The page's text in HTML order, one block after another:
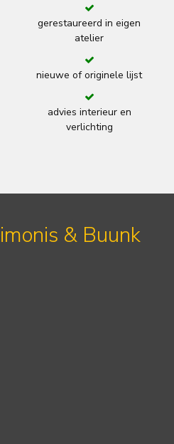
gerestaureerd in eigen
atelier
nieuwe of originele lijst
advies interieur en
verlichting
& Buunk